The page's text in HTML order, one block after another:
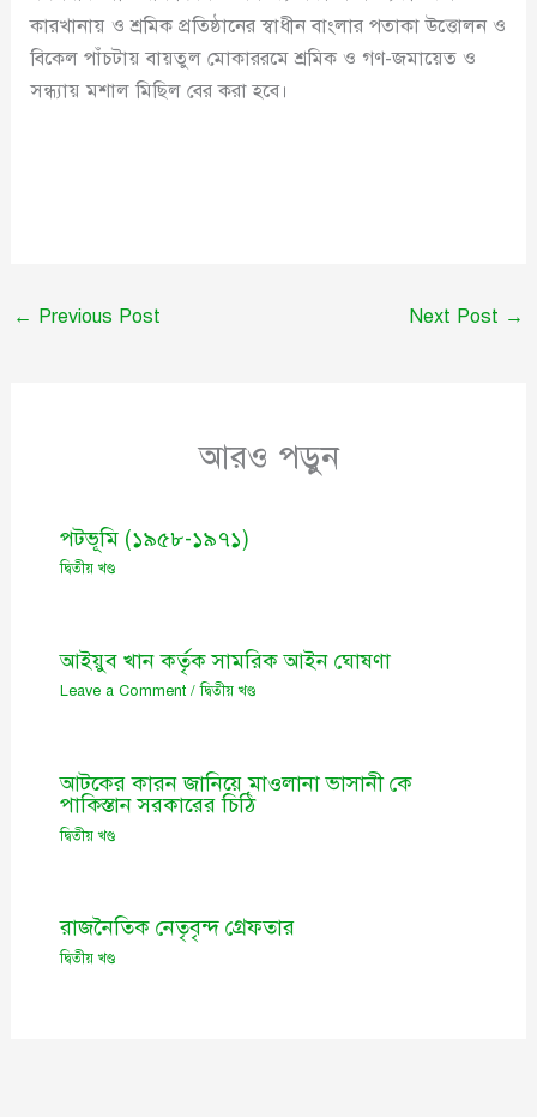
কারখানায় ও শ্রমিক প্রতিষ্ঠানের স্বাধীন বাংলার পতাকা উত্তোলন ও
বিকেল পাঁচটায় বায়তুল মোকাররমে শ্রমিক ও গণ-জমায়েত ও
সন্ধ্যায় মশাল মিছিল বের করা হবে।
← Previous Post Next Post →
আরও পড়ুন
পটভূমি (১৯৫৮-১৯৭১)
দ্বিতীয় খণ্ড
আইয়ুব খান কর্তৃক সামরিক আইন ঘোষণা
Leave a Comment /দ্বিতীয় খণ্ড
আটকের কারন জানিয়ে মাওলানা ভাসানী কে
পাকিস্তান সরকারের চিঠি
দ্বিতীয় খণ্ড
রাজনৈতিক নেতৃবৃন্দ গ্রেফতার
দ্বিতীয় খণ্ড